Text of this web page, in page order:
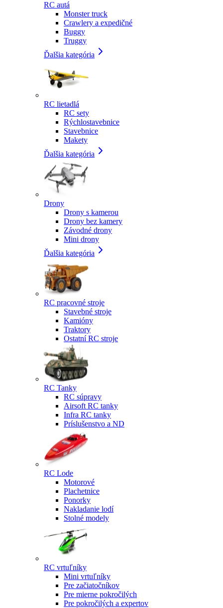
RC autá
Monster truck
Crawlery a expedičné
Buggy
Truggy
Ďalšia kategória
RC lietadlá
RC sety
Rýchlostavebnice
Stavebnice
Makety
Ďalšia kategória
Drony
Drony s kamerou
Drony bez kamery
Závodné drony
Mini drony
Ďalšia kategória
RC pracovné stroje
Stavebné stroje
Kamióny
Traktory
Ostatní RC stroje
RC Tanky
RC súpravy
Airsoft RC tanky
Infra RC tanky
Príslušenstvo a ND
RC Lode
Motorové
Plachetnice
Ponorky
Nakladanie lodí
Stolné modely
RC vrtuľníky
Mini vrtuľníky
Pre začiatočníkov
Pre mierne pokročilých
Pre pokročilých a expertov